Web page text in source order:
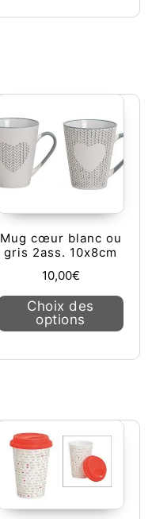
Mug cœur blanc ou
gris 2ass. 10x8cm
10,00€
Choix des
options